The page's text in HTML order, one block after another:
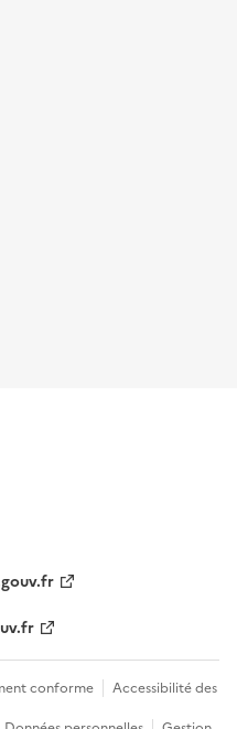
conforme
Accessibilité des